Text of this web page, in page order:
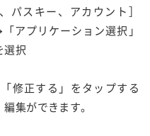
パスキー、アカウント］
アプリケーション選択」
選択
修正する」をタップする
集ができます。